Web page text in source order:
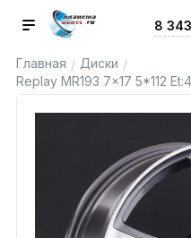
8
Главная / Диски /
Replay MR193 7x17 5*112